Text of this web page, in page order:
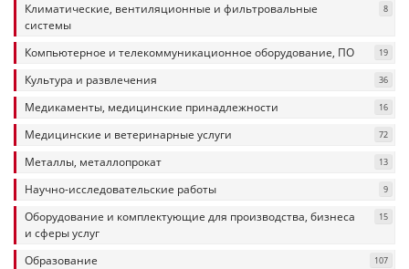
Климатические, вентиляционные и фильтровальные
системы
8
Компьютерное и телекоммуникационное оборудование, ПО 19
Культура и развлечения 36
Медикаменты, медицинские принадлежности 16
Медицинские и ветеринарные услуги 72
Металлы, металлопрокат 13
Научно-исследовательские работы 9
Оборудование и комплектующие для производства, бизнеса
и сферы услуг
15
Образование 107